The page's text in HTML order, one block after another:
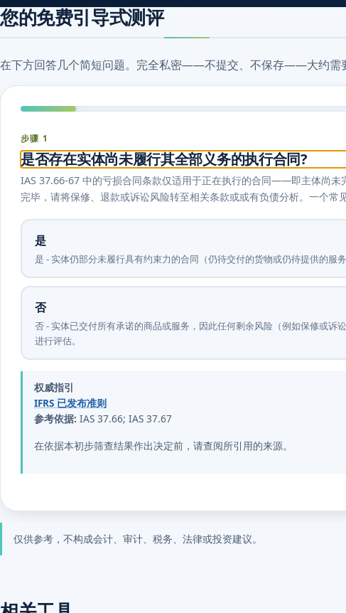
您的免费引导式测评
在下方回答几个简短问题。完全私密——不提交、不保存——大约需
步骤 1
是否存在实体尚未履行其全部义务的执行合同?
IAS 37.66-67 中的亏损合同条款仅适用于正在执行的合同——即主体尚未
完毕，请将保修、退款或诉讼风险转至相关条款或或有负债分析。一个常
是
是 - 实体仍部分未履行具有约束力的合同（仍待交付的货物或仍待提供的服
否
否 - 实体已交付所有承诺的商品或服务，因此任何剩余风险（例如保修或
进行评估。
权威指引
IFRS 已发布准则
参考依据: IAS 37.66; IAS 37.67
在依据本初步筛查结果作出决定前，请查阅所引用的来源。
仅供参考，不构成会计、审计、税务、法律或投资建议。